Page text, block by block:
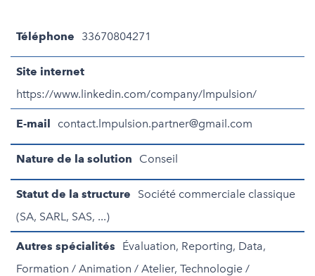
Téléphone 33670804271
Site internet
https://www.linkedin.com/company/lmpulsion/
E-mail contact.lmpulsion.partner@gmail.com
Nature de la solution Conseil
Statut de la structure
Société commerciale classique
(SA, SARL, SAS, ...)
Autres spécialités
Évaluation, Reporting, Data,
Formation / Animation / Atelier, Technologie /